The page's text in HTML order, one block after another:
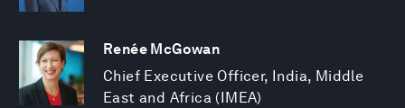
Renée McGowan
Chief Executive Officer, India, Middle
East and Africa (IMEA)